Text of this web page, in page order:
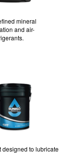
mineral
and air-
designed to lubricate